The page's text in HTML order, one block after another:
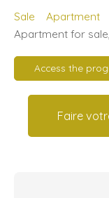
Sale Apartment
Apartment for
Access the
Faire